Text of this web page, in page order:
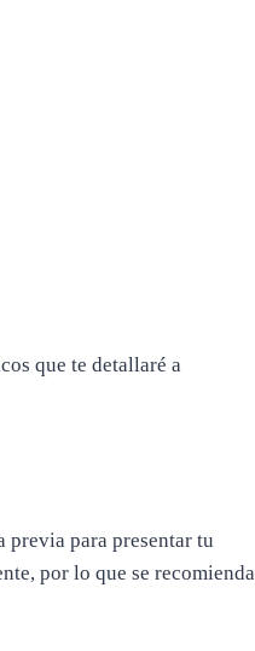
que te detallaré a
para presentar tu
por lo que se recomienda